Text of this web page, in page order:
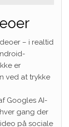
– i realtid
er
ved at trykke
Googles AI-
gang der
på sociale